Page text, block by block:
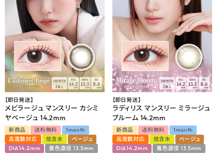
お問い合わせ
よくあるご質問
ブログページ
【即日発送】
メビラージュ マンスリー カシミ
ヤベージュ 14.2mm
新商品 送料無料
1month
高度数対応
低含水
ベージュ
DIA14.2mm
着色直径 13.5mm
【即日発送】
ラディリス マンスリー ミラージュ
ブルーム 14.2mm
新商品 送料無料
1month
高度数対応
低含水
ベージュ
DIA14.2mm
着色直径 13.5mm